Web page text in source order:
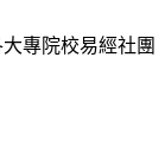
專院校易經社團